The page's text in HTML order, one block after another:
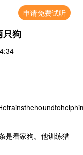
申请免费试听
只狗
看家狗。他训练猎